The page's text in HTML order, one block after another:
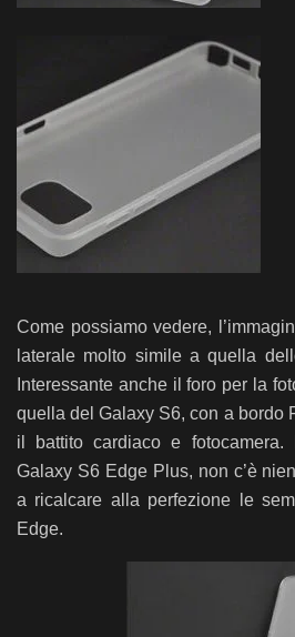
Come possiamo vedere,
laterale molto simile a quella
Interessante anche il foro per la
quella del Galaxy S6, con a bordo
il battito cardiaco e fotocamera.
Galaxy S6 Edge Plus, non c’è
a ricalcare alla perfezione le
Edge.